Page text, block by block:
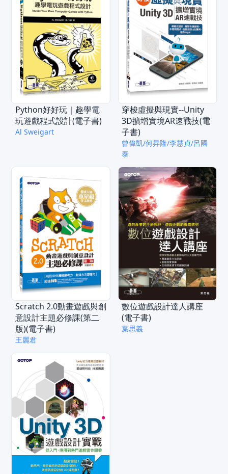
Python好好玩｜趣學電
玩遊戲程式設計(電子書)
Al Sweigart
穿梭虛擬與現實--Unity
3D擴增實境AR速戰技(電
子書)
曾偉凱/何昇隆/李慧貞/呂國
泰
Scratch 2.0動畫遊戲與創
意設計主題必修課(第二
版)(電子書)
王麗君
數位遊戲設計達人講座
(電子書)
葉思義